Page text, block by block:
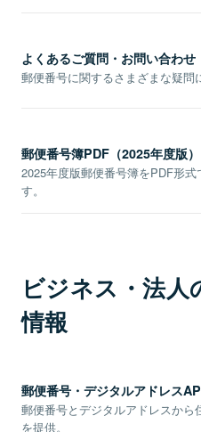
よくあるご質問・お問い合わせ
郵便番号に関するさまざまな疑問
郵便番号簿PDF（2025年度版）
2025年度版郵便番号簿をPDF形式
す。
ビジネス・法
情報
郵便番号・デジタルアドレス
郵便番号とデジタルアドレスから
を提供。